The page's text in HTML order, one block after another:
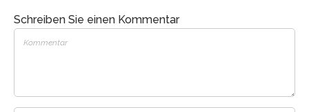
Schreiben Sie einen Kommentar